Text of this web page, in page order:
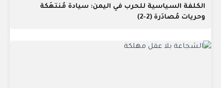
الكلفة السياسية للحرب في اليمن: سيادة مُنتهَكة
وحريات مُصادَرة (2-2)